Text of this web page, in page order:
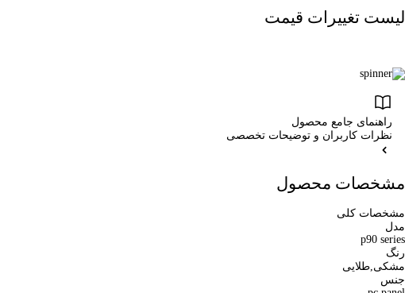
لیست تغییرات قیمت
راهنمای جامع محصول
نظرات کاربران و توضیحات تخصصی
مشخصات محصول
مشخصات کلی
مدل
p90 series
رنگ
مشکی,طلایی
جنس